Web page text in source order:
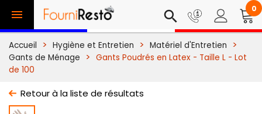
 search 0
Accueil Hygiène et Entretien
Matériel d'Entretien
Gants de Ménage
Gants Poudrés en Latex - Taille L - Lot
de 100
Retour à la liste de résultats